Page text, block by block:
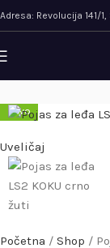
Adresa: Revolucija 141/
NOVO
Uveličaj
Početna / Shop /